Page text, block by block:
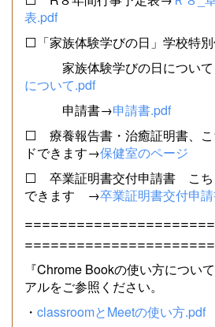
表.pdf
⬜「家族体験学びの日」学校特
家族体験学びの日につい
について.pdf
申請書→申請書.pdf
⬜ 療養報告書・治癒証明書、
ドできます→保健室のページ
⬜ 卒業証明書交付申請書 こち
できます →卒業証明書交付申
『Chrome Bookの使い方につ
アルをご参照ください。
・ classroomとMeetの使い方.pdf